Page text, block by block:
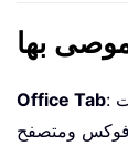
بها
Office Tab
ومتصفح